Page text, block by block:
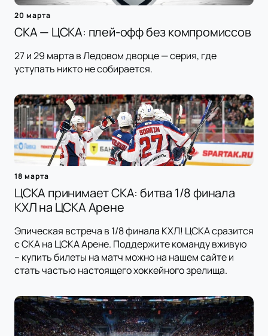
20 марта
СКА — ЦСКА: плей-офф без компромиссов
27 и 29 марта в Ледовом дворце — серия, где
уступать никто не собирается.
18 марта
ЦСКА принимает СКА: битва 1/8 финала
КХЛ на ЦСКА Арене
Эпическая встреча в 1/8 финала КХЛ! ЦСКА сразится
с СКА на ЦСКА Арене. Поддержите команду вживую
– купить билеты на матч можно на нашем сайте и
стать частью настоящего хоккейного зрелища.